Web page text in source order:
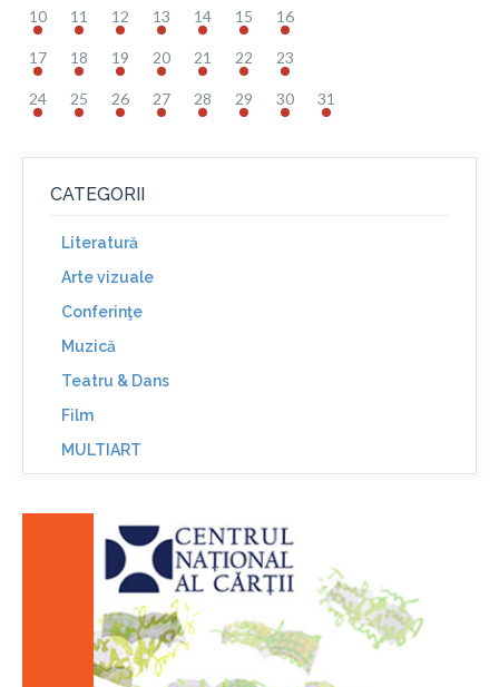
10 11 12 13 14 15 16
17 18 19 20 21 22 23
24 25 26 27 28 29 30 31
CATEGORII
Literatură
Arte vizuale
Conferinţe
Muzică
Teatru & Dans
Film
MULTIART